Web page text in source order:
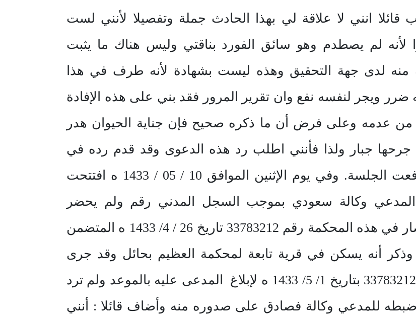
انني لا علاقة لي بهذا الحادث جملة وتفصيلا لأنني لست
لأنه لم يصطدم وهو سائق الفورد بناقتي وليس هناك ما يثبت
منه لدى جهة التحقيق وهذه ليست بشهادة لأنه طرف في هذا
ويجر لنفسه نفع وان تقرير المرور فقد بني على هذه الإفادة
من عدمه وعلى فرض أن ما ذكره صحيح فإن جناية الحيوان هدر
جرحها جبار ولذا فأنني اطلب رد هذه الدعوى وقد قدم رده في
ورقة واحدة تم ضمها للمعاملة ثم رفعت الجلسة. وفي يوم الإثنين الموافق 10 / 05 / 1433 ه افتتحت
09:10 وفيها حضر المدعي وكالة سعودي بموجب السجل المدني رقم ولم يحضر
المدعي وقد وردنا خطاب قسم الإحضار في هذه المحكمة رقم 33783212 تاريخ 26 / 4/ 1433 ه المتضمن
وذكر أنه يسكن في قرية تابعة لمحكمة العظيم بحائل وقد جرى
إرسال خطاب رسمي للشرطة برقم 33783212 بتاريخ 1/ 5/ 1433 ه لإبلاغ المدعى عليه بالموعد ولم ترد
ضبطه للمدعي وكالة فصادق على صدوره منه وأضاف قائلا : أنني